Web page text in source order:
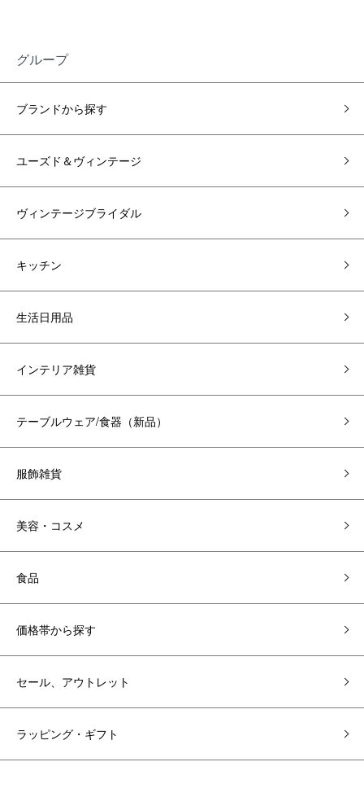
グループ
ブランドから探す
ユーズド＆ヴィンテージ
ヴィンテージブライダル
キッチン
生活日用品
インテリア雑貨
テーブルウェア/食器（新品）
服飾雑貨
美容・コスメ
食品
価格帯から探す
セール、アウトレット
ラッピング・ギフト